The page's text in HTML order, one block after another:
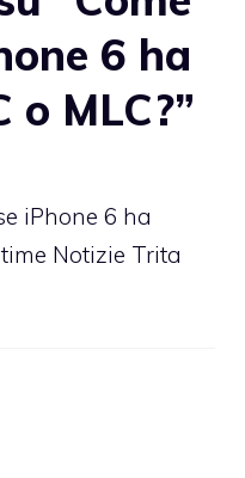
6 ha
o MLC?”
iPhone 6 ha
Notizie Trita